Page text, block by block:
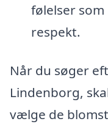
følelser
respekt.
Når du søger
Lindenborg,
vælge de